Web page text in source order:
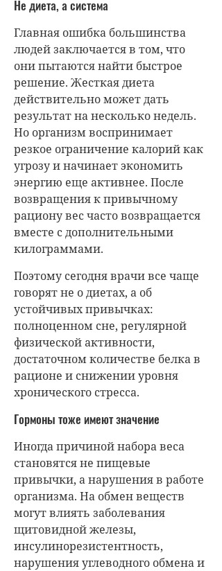
Не диета, а система
Главная ошибка большинства
людей заключается в том, что
они пытаются найти быстрое
решение. Жесткая диета
действительно может дать
результат на несколько недель.
Но организм воспринимает
резкое ограничение калорий как
угрозу и начинает экономить
энергию еще активнее. После
возвращения к привычному
рациону вес часто возвращается
вместе с дополнительными
килограммами.
Поэтому сегодня врачи все чаще
говорят не о диетах, а об
устойчивых привычках:
полноценном сне, регулярной
физической активности,
достаточном количестве белка в
рационе и снижении уровня
хронического стресса.
Гормоны тоже имеют значение
Иногда причиной набора веса
становятся не пищевые
привычки, а нарушения в работе
организма. На обмен веществ
могут влиять заболевания
щитовидной железы,
инсулинорезистентность,
нарушения углеводного обмена и